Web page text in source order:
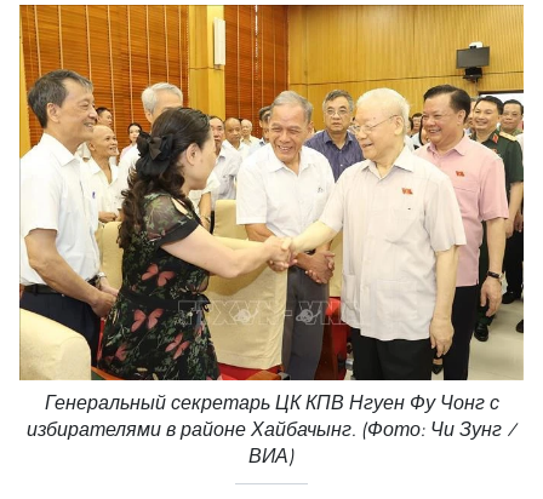
Генеральный секретарь ЦК КПВ Нгуен Фу Чонг с
избирателями в районе Хайбачынг. (Фото: Чи Зунг /
ВИА)